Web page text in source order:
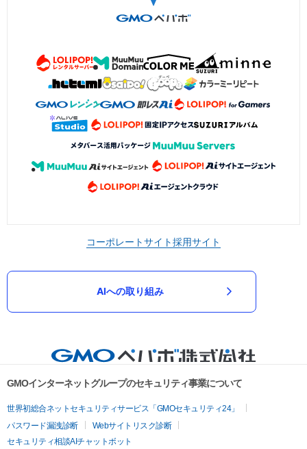
コーポレートサイト採用サイト
AIへの取り組み
GMOインターネットグループのセキュリティ事業について
世界初総合ネットセキュリティサービス「GMOセキュリティ24」
パスワード漏洩診断
Webサイトリスク診断
セキュリティ相談AIチャットボット